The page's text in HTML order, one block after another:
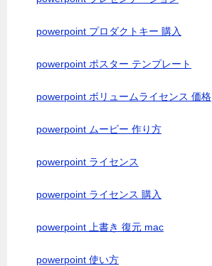
powerpoint プロダクトキー 購入
powerpoint ポスター テンプレート
powerpoint ボリュームライセンス 価格
powerpoint ムービー 作り方
powerpoint ライセンス
powerpoint ライセンス 購入
powerpoint 上書き 復元 mac
powerpoint 使い方